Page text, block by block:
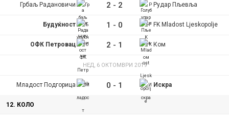
Грбаљ Радановичи 2 - 2 Рудар Пљевља
Будуќност 1 - 0 FK Mladost Ljeskopolje
ОФК Петровац 2 - 1 Ком
НЕД, 6 ОКТОМВРИ 2019
Младост Подгорица 0 - 1 Искра
12. КОЛО